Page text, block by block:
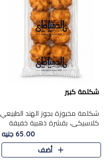
شكلمة كبير
شكلمة مخبوزة بجوز الهند الطبيعي
كلاسيكي، بقشرة ذهبية خفيفة
وقلب طري رطب يذوب في الفم،
تمنحك المذاق الشرقي الحلو الأصيل
التقليدي في كل لقمة.
65.00 جنيه
أضف